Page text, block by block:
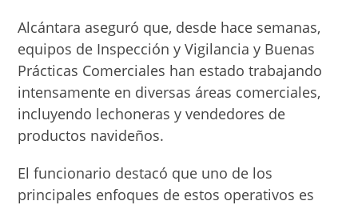
Alcántara aseguró que, desde hace semanas,
equipos de Inspección y Vigilancia y Buenas
Prácticas Comerciales han estado trabajando
intensamente en diversas áreas comerciales,
incluyendo lechoneras y vendedores de
productos navideños.
El funcionario destacó que uno de los
principales enfoques de estos operativos es